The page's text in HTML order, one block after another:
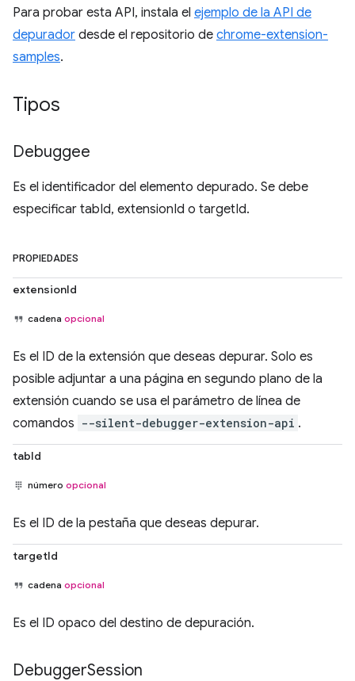
Para probar esta API, instala el ejemplo de la API de
depurador desde el repositorio de chrome-extension-
samples.
Tipos
Debuggee
Es el identificador del elemento depurado. Se debe
especificar tabId, extensionId o targetId.
PROPIEDADES
extensionId
cadena opcional
Es el ID de la extensión que deseas depurar. Solo es
posible adjuntar a una página en segundo plano de la
extensión cuando se usa el parámetro de línea de
comandos --silent-debugger-extension-api .
tabId
número opcional
Es el ID de la pestaña que deseas depurar.
targetId
cadena opcional
Es el ID opaco del destino de depuración.
DebuggerSession